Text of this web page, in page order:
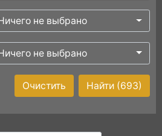
не выбрано
не выбрано
Найти (693)
Очистить